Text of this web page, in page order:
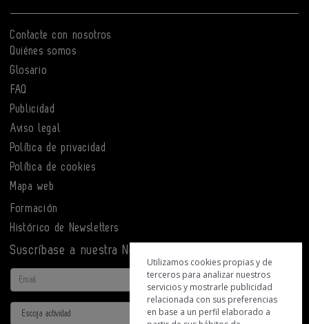
Contacte con nosotros
Quiénes somos
Glosario
FAQ
Publicidad
Aviso legal
Política de privacidad
Política de cookies
Mapa web
Formación
Histórico de Newsletters
Suscríbase a nuestra Newsletter
Email
Actividad
Utilizamos cookies propias y de
terceros para analizar nuestros
servicios y mostrarle publicidad
relacionada con sus preferencias
en base a un perfil elaborado a